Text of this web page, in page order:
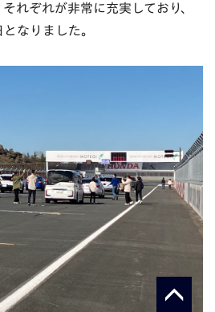
れぞれが非常に充実しており、
なりました。